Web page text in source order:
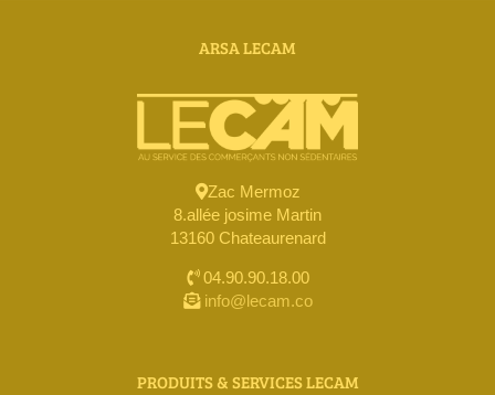
ARSA LECAM
Zac Mermoz
8.allée josime Martin
13160 Chateaurenard
04.90.90.18.00
info@lecam.co
PRODUITS & SERVICES LECAM